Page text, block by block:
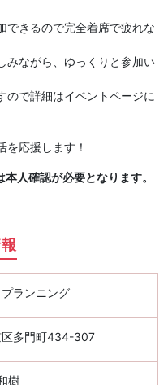
できるので完全着席で疲れな
みながら、ゆっくりと参加い
ので詳細はイベントページに
を応援します！
人確認が必要となります。
ランニング
区多門町434-307
樹